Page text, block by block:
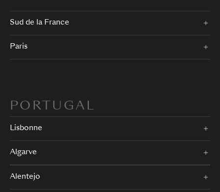
Sud de la France
Paris
PORTUGAL
Lisbonne
Algarve
Alentejo